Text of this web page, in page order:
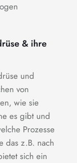
& ihre
und
von
wie sie
es gibt und
Prozesse
das z.B. nach
sich ein